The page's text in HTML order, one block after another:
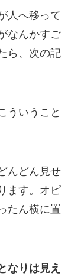
人へ移って
なんかすご
ら、次の記
ういうこと
んどん見せ
ます。オピ
たん横に置
なりは見え